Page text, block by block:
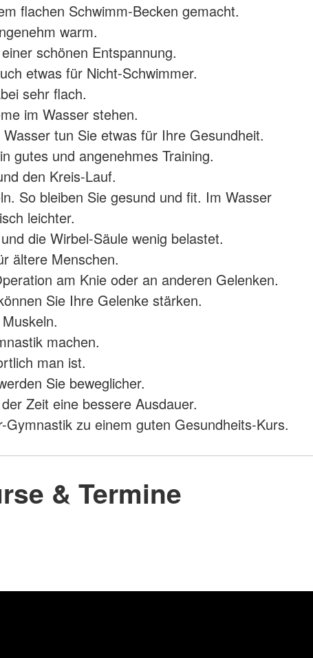
flachen Schwimm-Becken gemacht.
warm.
schönen Entspannung.
etwas für Nicht-Schwimmer.
sehr flach.
im Wasser stehen.
tun Sie etwas für Ihre Gesundheit.
gutes und angenehmes Training.
den Kreis-Lauf.
So bleiben Sie gesund und fit. Im Wasser
leichter.
die Wirbel-Säule wenig belastet.
ältere Menschen.
am Knie oder an anderen Gelenken.
Sie Ihre Gelenke stärken.
machen.
man ist.
Sie beweglicher.
Zeit eine bessere Ausdauer.
Gymnastik zu einem guten Gesundheits-Kurs.
& Termine